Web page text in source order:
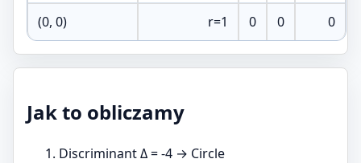
(0, 0) r=1 0 0 0
Jak to obliczamy
Discriminant Δ = -4 → Circle